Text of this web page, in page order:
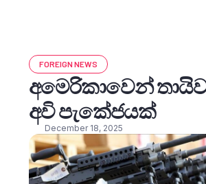
FOREIGN NEWS
අමෙරිකාවෙන්
අවි පැකේජයක්
December 18, 2025